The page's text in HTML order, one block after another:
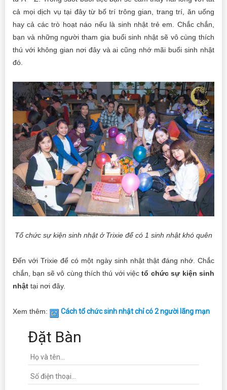
cả mọi dịch vụ tại đây từ bố trí trông gian, trang trí, ăn uống
hay cả các trò hoạt náo nếu là sinh nhật trẻ em. Chắc chắn,
bạn và những người tham gia buổi sinh nhật sẽ vô cùng thích
thú với không gian nơi đây và ai cũng nhớ mãi buổi sinh nhật
đó.
Tổ chức sự kiện sinh nhật ở Trixie để có 1 sinh nhật khó quên
Đến với Trixie để có một ngày sinh nhật thật đáng nhớ. Chắc
chắn, bạn sẽ vô cùng thích thú với việctổ chức sự kiện sinh
nhật tại nơi đây.
Xem thêm: Cách tổ chức sinh nhật chỉ có 2 người lãng mạn
Đặt Bàn